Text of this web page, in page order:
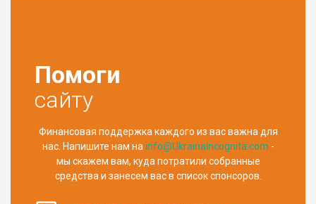
Помоги
сайту
Финансовая поддержка каждого из вас важна для
нас. Напишите нам на info@UkrainaIncognita.com -
мы скажем вам, куда потратили собранные
средства и занесем вас в список спонсоров.